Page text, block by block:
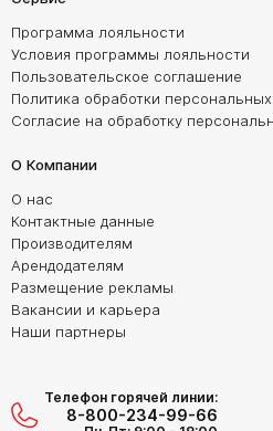
Программа лояльности
Условия программы лояльности
Пользовательское соглашение
Политика обработки
Согласие на обработку
О Компании
О нас
Контактные данные
Производителям
Арендодателям
Размещение рекламы
Вакансии и карьера
Наши партнеры
Телефон горячей линии:
8-800-234-99-66